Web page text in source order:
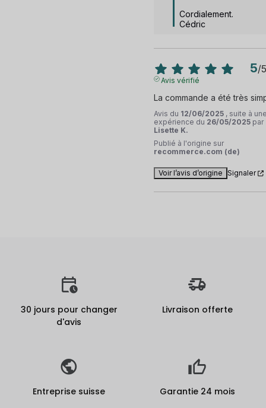
Cordialement.
Cédric
5/5
Avis vérifié
La commande a été très
Avis du 12/06/2025 , suite à
expérience du 26/05/2025 par
Lisette K.
Publié à l'origine sur
recommerce.com (de)
Voir l’avis d’origine Signaler
30 jours pour changer
d'avis
Livraison offerte
Entreprise suisse Garantie 24 mois